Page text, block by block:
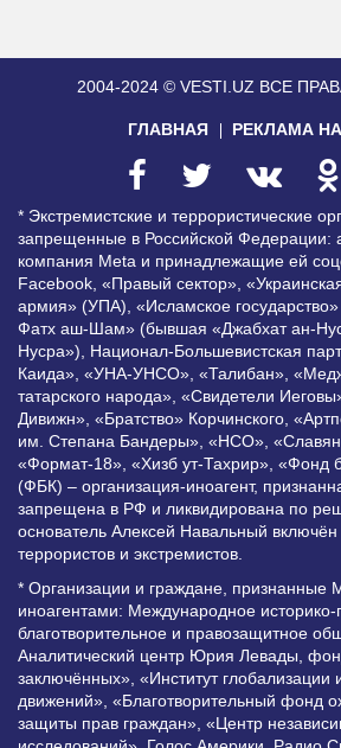
2004-2024 © VESTI.UZ ВСЕ
ГЛАВНАЯ РЕКЛАМА
* Экстремистские и террористические
запрещенные в Российской Федерации:
компания Meta и принадлежащие ей
Facebook, «Правый сектор»,
армия» (УПА), «Исламское
Фатх аш-Шам» (бывшая «Джабхат ан-
Нусра»), Национал-Большевистская
Каида», «УНА-УНСО», «Талибан»,
татарского народа», «Свидетели
Дивижн», «Братство» Корчинского,
им. Степана Бандеры», «НСО»,
«Формат-18», «Хизб ут-Тахрир», «Фонд
(ФБК) – организация-иноагент,
запрещена в РФ и ликвидирована по
основатель Алексей Навальный
террористов и экстремистов.
* Организации и граждане,
иноагентами: Международное историко-
благотворительное и правозащитное
Аналитический центр Юрия Левады,
заключённых», «Институт глобализации
движений», «Благотворительный фонд
защиты прав граждан», «Центр